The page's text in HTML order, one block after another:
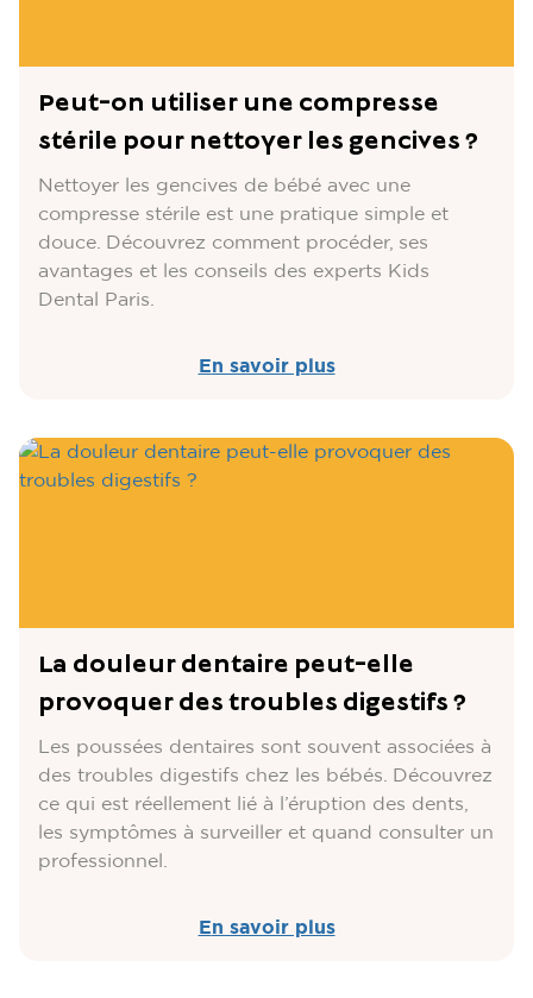
Peut-on utiliser une compresse
stérile pour nettoyer les gencives ?
Nettoyer les gencives de bébé avec une
compresse stérile est une pratique simple et
douce. Découvrez comment procéder, ses
avantages et les conseils des experts Kids
Dental Paris.
En savoir plus
La douleur dentaire peut-elle
provoquer des troubles digestifs ?
Les poussées dentaires sont souvent associées à
des troubles digestifs chez les bébés. Découvrez
ce qui est réellement lié à l’éruption des dents,
les symptômes à surveiller et quand consulter un
professionnel.
En savoir plus